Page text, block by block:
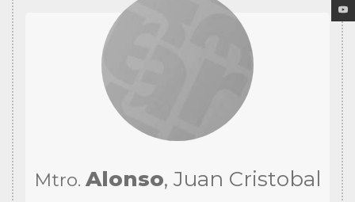
Mtro. Alonso, Juan Cristobal